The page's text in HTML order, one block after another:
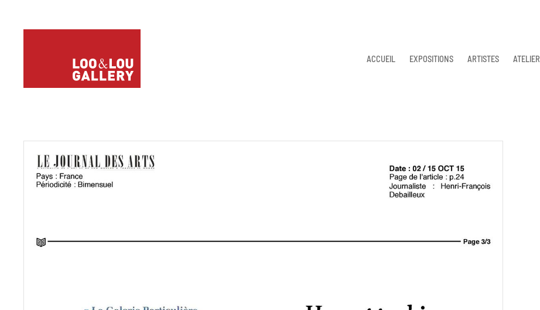
ACCUEIL EXPOSITIONS ARTISTES ATELIER